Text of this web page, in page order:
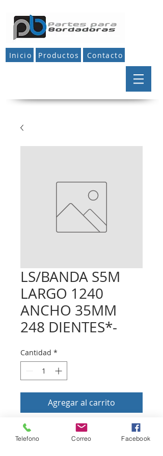
Inicio Productos Contacto
LS/BANDA S5M
LARGO 1240
ANCHO 35MM
248 DIENTES*-
Cantidad *
Agregar al carrito
Volver a tienda
Telefono Correo Facebook